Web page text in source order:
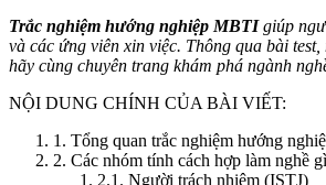
Trắc nghiệm hướng nghiệp MBTIgiúp
và các ứng viên xin việc. Thông qua bài
hãy cùng chuyên trang khám phá ngành
NỘI DUNG CHÍNH CỦA BÀI VIẾT:
1. Tổng quan trắc nghiệm hướng
2. Các nhóm tính cách hợp làm nghề
2.1. Người trách nhiệm (ISTJ)